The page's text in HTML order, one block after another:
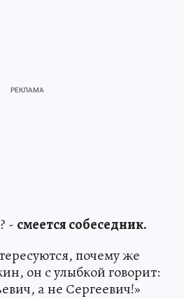
- смеется собеседник.
почему же
он с улыбкой говорит:
а не Сергеевич!»